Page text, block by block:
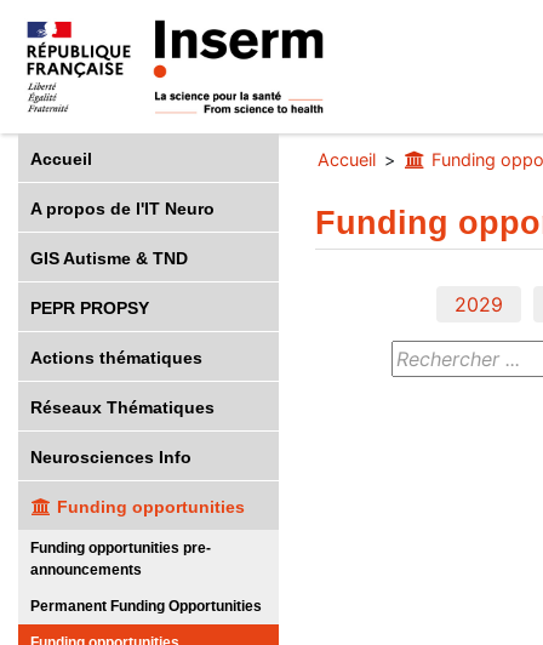
Accueil
A propos de l'IT Neuro
GIS Autisme & TND
PEPR PROPSY
Actions thématiques
Réseaux Thématiques
Neurosciences Info
Funding opportunities
Funding opportunities pre-
announcements
Permanent Funding Opportunities
Accueil Funding
Funding
2029